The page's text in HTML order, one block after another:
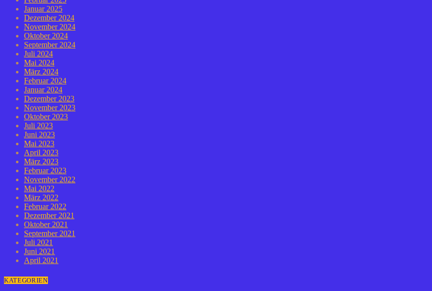
Januar 2025
Dezember 2024
November 2024
Oktober 2024
September 2024
Juli 2024
Mai 2024
März 2024
Februar 2024
Januar 2024
Dezember 2023
November 2023
Oktober 2023
Juli 2023
Juni 2023
Mai 2023
April 2023
März 2023
Februar 2023
November 2022
Mai 2022
März 2022
Februar 2022
Dezember 2021
Oktober 2021
September 2021
Juli 2021
Juni 2021
April 2021
KATEGORIEN